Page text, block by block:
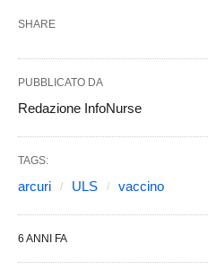
SHARE
PUBBLICATO DA
Redazione InfoNurse
TAGS:
arcuri ULS vaccino
6 ANNI FA